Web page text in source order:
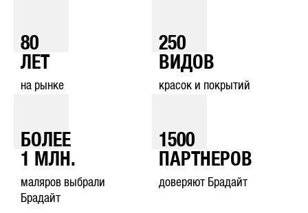
80
ЛЕТ
на рынке
250
ВИДОВ
красок и покрытий
БОЛЕЕ
1
МЛН.
маляров выбрали
Брадайт
1500
ПАРТНЕРОВ
доверяют Брадайт